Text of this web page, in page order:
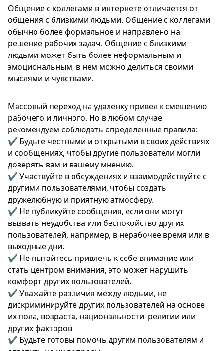
Общение с коллегами в интернете отличается от
общения с близкими людьми. Общение с коллегами
обычно более формальное и направлено на
решение рабочих задач. Общение с близкими
людьми может быть более неформальным и
эмоциональным, в нем можно делиться своими
мыслями и чувствами.
Массовый переход на удаленку привел к смешению
рабочего и личного. Но в любом случае
рекомендуем соблюдать определенные правила:
✔️ Будьте честными и открытыми в своих действиях
и сообщениях, чтобы другие пользователи могли
доверять вам и вашему мнению.
✔️ Участвуйте в обсуждениях и взаимодействуйте с
другими пользователями, чтобы создать
дружелюбную и приятную атмосферу.
✔️ Не публикуйте сообщения, если они могут
вызвать неудобства или беспокойство других
пользователей, например, в нерабочее время или в
выходные дни.
✔️ Не пытайтесь привлечь к себе внимание или
стать центром внимания, это может нарушить
комфорт других пользователей.
✔️ Уважайте различия между людьми, не
дискриминируйте других пользователей на основе
их пола, возраста, национальности, религии или
других факторов.
✔️ Будьте готовы помочь другим пользователям и